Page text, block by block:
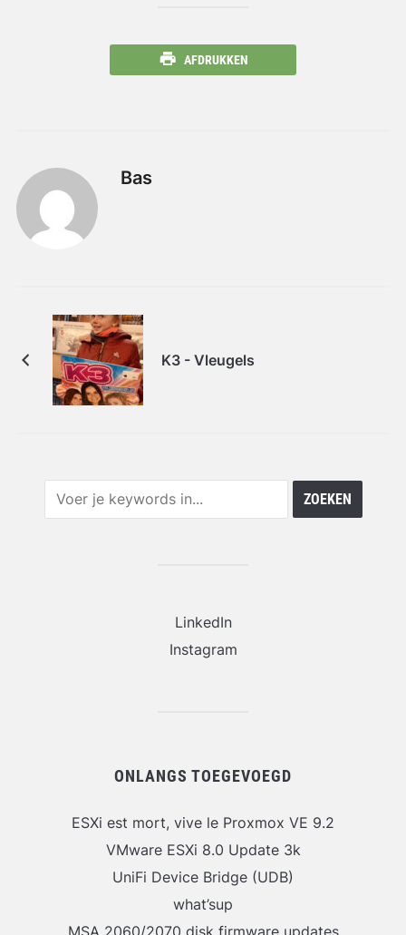
AFDRUKKEN
Bas
K3 - Vleugels
LinkedIn
Instagram
ONLANGS TOEGEVOEGD
ESXi est mort, vive le Proxmox VE 9.2
VMware ESXi 8.0 Update 3k
UniFi Device Bridge (UDB)
what’sup
MSA 2060/2070 disk firmware updates